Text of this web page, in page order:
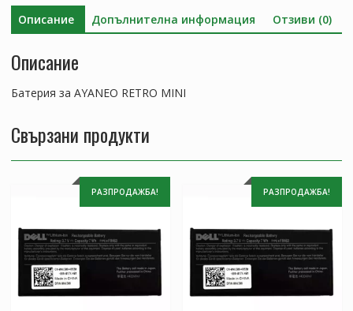
Описание Допълнителна информация Отзиви (0)
Описание
Батерия за AYANEO RETRO MINI
Свързани продукти
РАЗПРОДАЖБА! РАЗПРОДАЖБА!